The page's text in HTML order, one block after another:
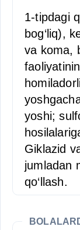
1-tipdagi
bog‘liq),
va koma,
yoshi;
Giklazid
jumladan
qo‘llash.